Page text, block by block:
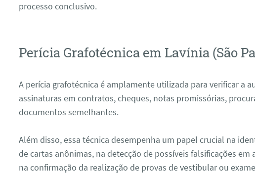
processo conclusivo.
Perícia Grafotécnica em Lavínia (São
A perícia grafotécnica é amplamente utilizada para verificar a
assinaturas em contratos, cheques, notas promissórias,
documentos semelhantes.
Além disso, essa técnica desempenha um papel crucial na
de cartas anônimas, na detecção de possíveis falsificações em
na confirmação da realização de provas de vestibular ou